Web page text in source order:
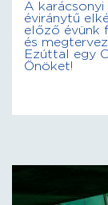
A karácsonyi
éviránytű
előző évünk
és
Ezúttal egy
Önöket!